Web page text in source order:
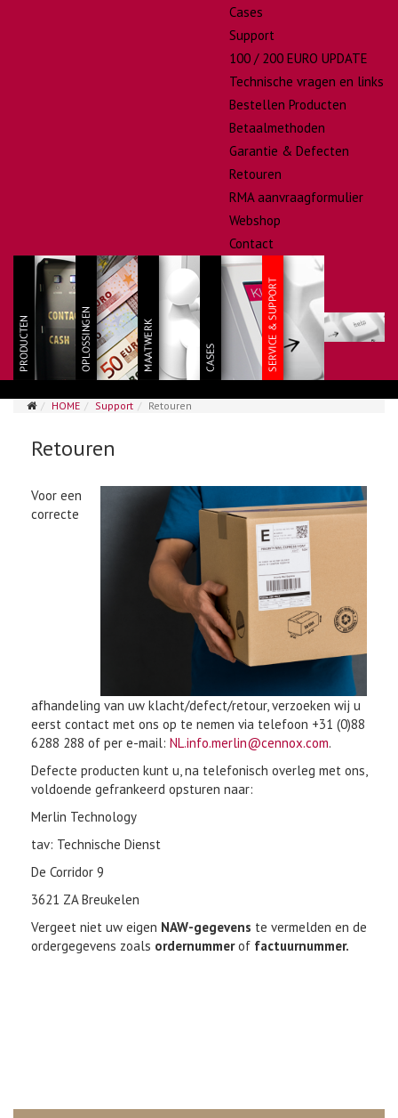
Cases
Support
100 / 200 EURO UPDATE
Technische vragen en links
Bestellen Producten
Betaalmethoden
Garantie & Defecten
Retouren
RMA aanvraagformulier
Webshop
Contact
HOME Support Retouren
Retouren
Voor een
correcte
afhandeling van uw klacht/defect/retour, verzoeken wij u
eerst contact met ons op te nemen via telefoon +31 (0)88
6288 288 of per e-mail: NL.info.merlin@cennox.com.
Defecte producten kunt u, na telefonisch overleg met ons,
voldoende gefrankeerd opsturen naar:
Merlin Technology
tav: Technische Dienst
De Corridor 9
3621 ZA Breukelen
Vergeet niet uw eigen NAW-gegevens te vermelden en de
ordergegevens zoals ordernummerof factuurnummer.